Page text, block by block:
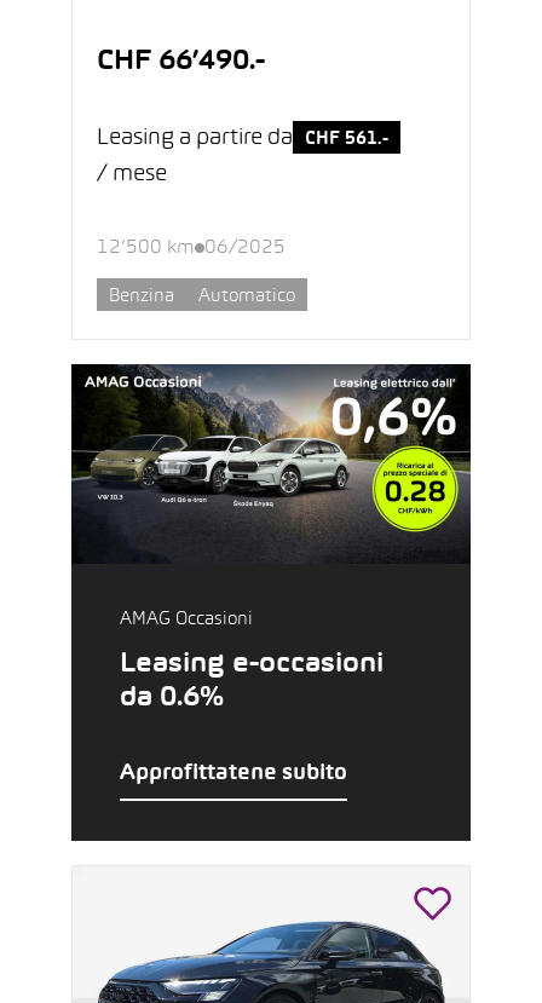
CHF 66’490.-
Leasing a partire da CHF 561.-
/ mese
12’500 km 06/2025
Benzina Automatico
AMAG Occasioni
Leasing e-occasioni
da 0.6%
Approfittatene subito